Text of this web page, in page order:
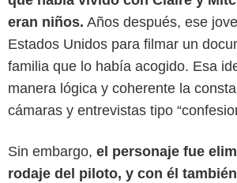
eran niños. Años después, ese
Estados Unidos para filmar un
familia que lo había acogido. Esa
manera lógica y coherente la
cámaras y entrevistas tipo
Sin embargo, el personaje fue
rodaje del piloto, y con él